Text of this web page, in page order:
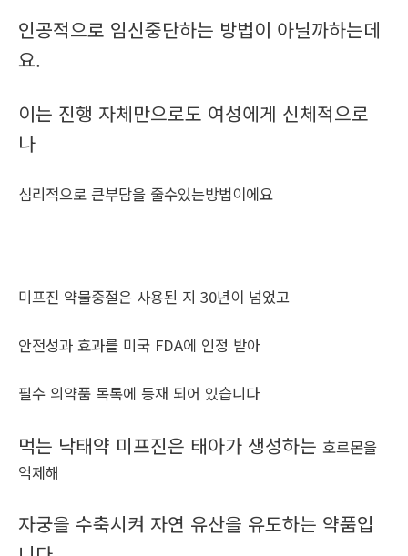
인공적으로 임신중단하는 방법이 아닐까하는데
요.
이는 진행 자체만으로도 여성에게 신체적으로
나
심리적으로 큰부담을 줄수있는방법이에요
미프진 약물중절은 사용된 지 30년이 넘었고
안전성과 효과를 미국 FDA에 인정 받아
필수 의약품 목록에 등재 되어 있습니다
먹는 낙태약 미프진은 태아가 생성하는 호르몬을
억제해
자궁을 수축시켜 자연 유산을 유도하는 약품입